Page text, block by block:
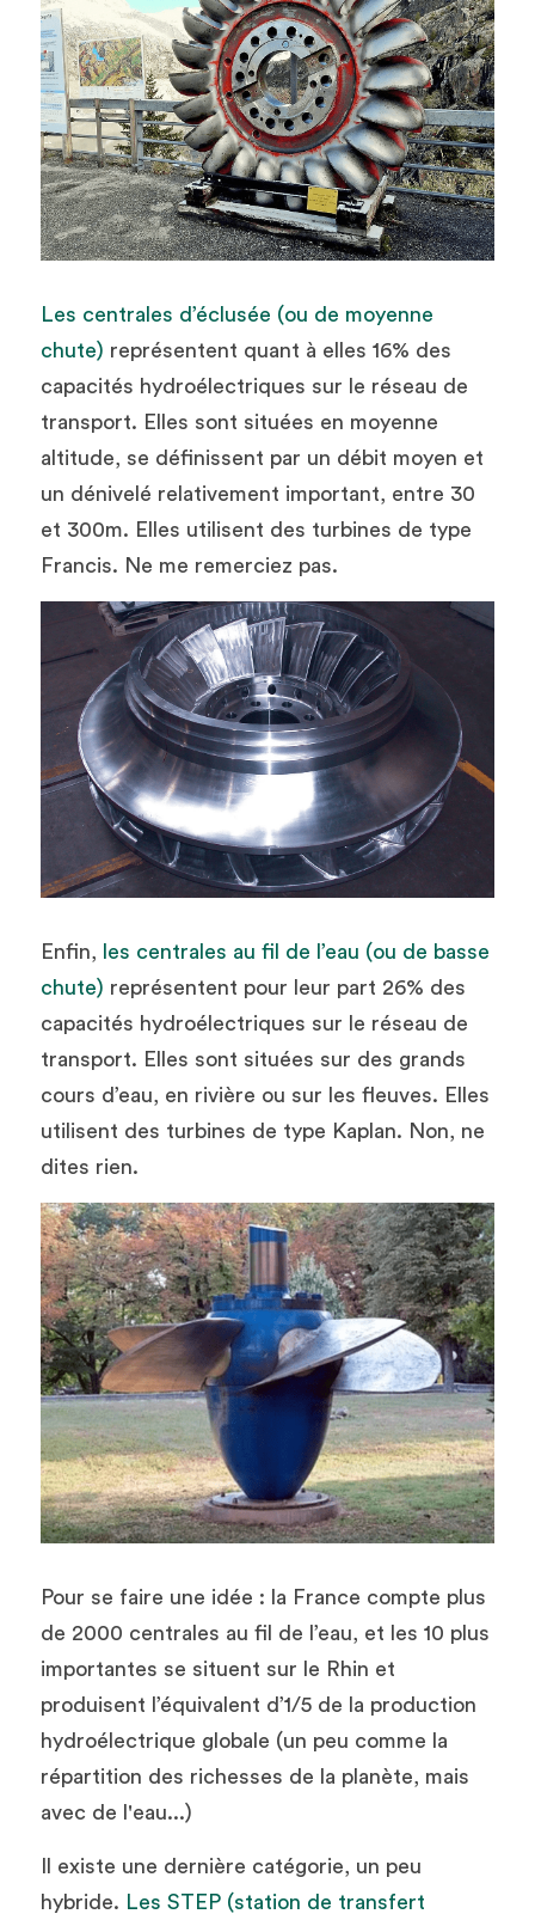
Les centrales d’éclusée (ou de moyenne
chute) représentent quant à elles 16% des
capacités hydroélectriques sur le réseau de
transport. Elles sont situées en moyenne
altitude, se définissent par un débit moyen et
un dénivelé relativement important, entre 30
et 300m. Elles utilisent des turbines de type
Francis. Ne me remerciez pas.
Enfin,
les centrales au fil de l’eau (ou de basse
chute) représentent pour leur part 26% des
capacités hydroélectriques sur le réseau de
transport. Elles sont situées sur des grands
cours d’eau, en rivière ou sur les fleuves. Elles
utilisent des turbines de type Kaplan. Non, ne
dites rien.
Pour se faire une idée : la France compte plus
de 2000 centrales au fil de l’eau, et les 10 plus
importantes se situent sur le Rhin et
produisent l’équivalent d’1/5 de la production
hydroélectrique globale (un peu comme la
répartition des richesses de la planète, mais
avec de l'eau...)
Il existe une dernière catégorie, un peu
hybride. Les STEP (station de transfert